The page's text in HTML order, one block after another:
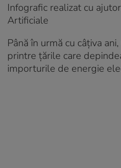
Infografic realizat cu
Artificiale
Până în urmă cu câțiva
printre țările care
importurile de energie